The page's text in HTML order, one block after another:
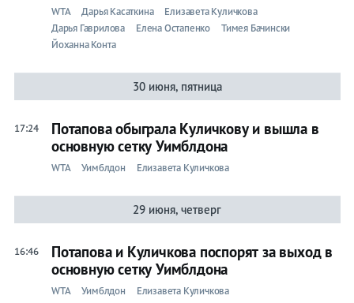
WTA Дарья Касаткина
Елизавета Куличкова
Дарья Гаврилова
Елена Остапенко
Тимея Бачински
Йоханна Конта
30 июня, пятница
17:24
Потапова обыграла Куличкову и вышла в
основную сетку Уимблдона
WTA Уимблдон Елизавета Куличкова
29 июня, четверг
16:46
Потапова и Куличкова поспорят за выход в
основную сетку Уимблдона
WTA Уимблдон Елизавета Куличкова